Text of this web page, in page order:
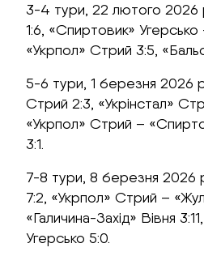
3-4 тури, 22 лютого 2026
1:6, «Спиртовик»
«Укрпол» Стрий 3:5,
5-6 тури, 1 березня 2026
Стрий 2:3, «Укрінстал»
«Укрпол» Стрий –
3:1.
7-8 тури, 8 березня 2026
7:2, «Укрпол» Стрий –
«Галичина-Захід» Вівня
Угерсько 5:0.